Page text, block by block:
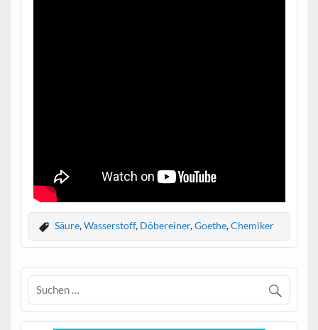
Säure,Wasserstoff, Döbereiner,Goethe,Chemiker